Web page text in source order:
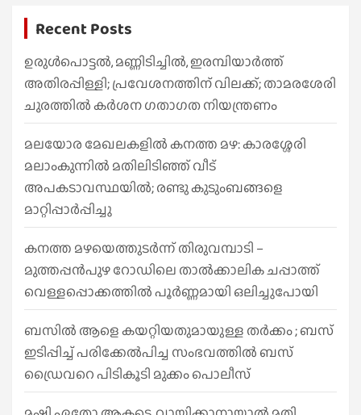
h
Recent Posts
ഉരുൾപൊട്ടൽ, മണ്ണിടിച്ചിൽ, ഇരമ്പിയാര്‍ത്ത്
അതിരപ്പിള്ളി; പ്രവേശനത്തിന് വിലക്ക്; താമരശേരി
ചുരത്തില്‍ കര്‍ശന ഗതാഗത നിയന്ത്രണം
മലയോര മേഖലകളിൽ കനത്ത മഴ: കാരശ്ശേരി
മലാംകുന്നിൽ മതിലിടിഞ്ഞ് വീട്
അപകടാവസ്ഥയിൽ; രണ്ടു കുടുംബങ്ങളെ
മാറ്റിപ്പാർപ്പിച്ചു
കനത്ത മഴയെത്തുടർന്ന് തിരുവമ്പാടി –
മുത്തപ്പൻപുഴ റോഡിലെ താൽക്കാലിക ചപ്പാത്ത്
വെള്ളപ്പൊക്കത്തിൽ പൂർണ്ണമായി ഒലിച്ചുപോയി
ബസിൽ ആളെ കയറ്റിയതുമായുള്ള തർക്കം ; ബസ്
ഇടിപ്പിച്ച് പരിക്കേൽപിച്ച സംഭവത്തിൽ ബസ്
ഡ്രൈവറെ പിടികൂടി മുക്കം പൊലീസ്